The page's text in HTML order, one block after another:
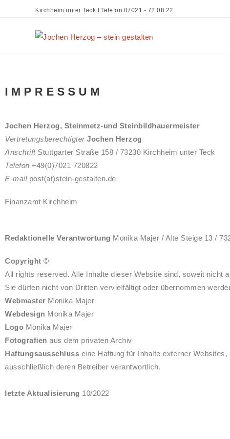
Kirchheim unter Teck I Telefon 07021 - 72 08 22
I M P R E S S U M
Jochen Herzog, Steinmetz-und Steinbildhauermeister
Vertretungsberechtigter Jochen Herzog
AnschriftStuttgarter Straße 158 / 73230 Kirchheim unter Teck
Telefon +49(0)7021 720822
E-mailpost(at)stein-gestalten.de
Finanzamt Kirchheim
Redaktionelle Verantwortung Monika Majer / Alte Steige 13 /
Copyright ©
All rights reserved. Alle Inhalte dieser Website sind, soweit nicht
Sie dürfen nicht von Dritten vervielfältigt oder übernommen
Webmaster Monika Majer
Webdesign Monika Majer
Logo Monika Majer
Fotografien aus dem privaten Archiv
Haftungsausschluss eine Haftung für Inhalte externer
ausschließlich deren Betreiber verantwortlich.
letzte Aktualisierung 10/2022